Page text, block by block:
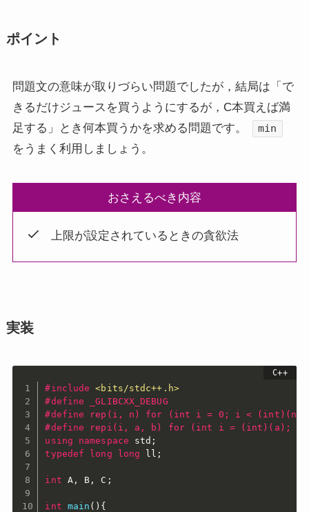
ポイント
問題文の意味が取りづらい問題でしたが，結局は「で
きるだけジュースを買うようにするが，C本買えば満
足する」とき何本買うかを求める問題です。
min
をうまく利用しましょう。
おさえるべき内容
上限が設定されているときの貪欲法
実装
#include
<bits/stdc++.h>
#define _GLIBCXX_DEBUG
#define rep(i, n) for (int i = 0; i < (int)(n);
#define repi(i, a, b) for (int i = (int)(a); i
using
namespace std ;
typedef
long long ll ;
int A , B , C ;
int main ( ) {